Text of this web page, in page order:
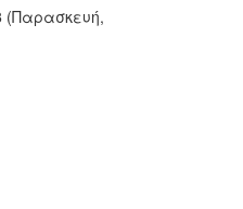
(Παρασκευή,